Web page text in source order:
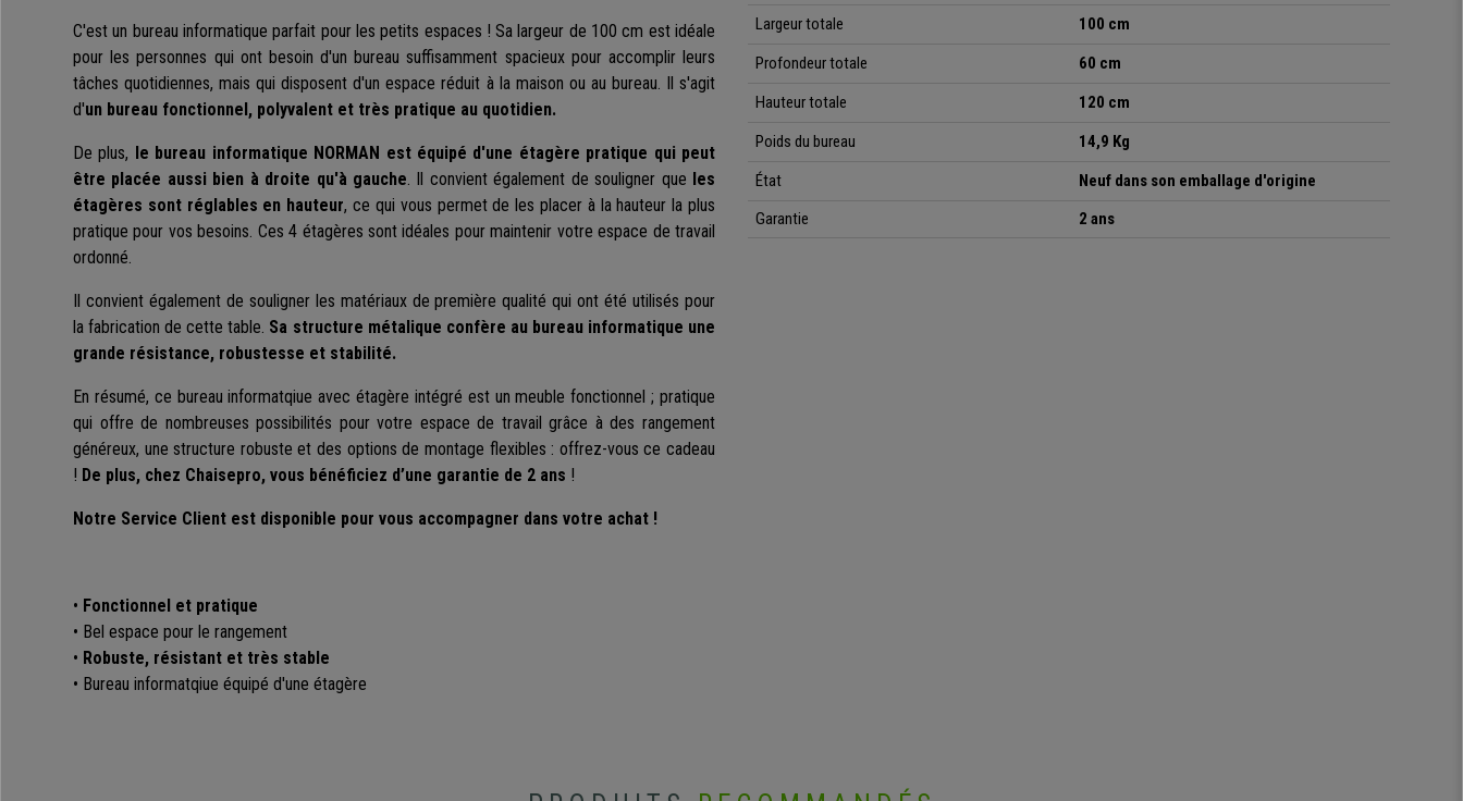
C'est un bureau informatique parfait pour les petits espaces ! Sa largeur de 100 cm est idéale
pour les personnes qui ont besoin d'un bureau suffisamment spacieux pour accomplir leurs
tâches quotidiennes, mais qui disposent d'un espace réduit à la maison ou au bureau. Il s'agit
d'un bureau fonctionnel, polyvalent et très pratique au quotidien.
De plus, le bureau informatique NORMAN est équipé d'une étagère pratique qui peut
être placée aussi bien à droite qu'à gauche. Il convient également de souligner que les
étagères sont réglables en hauteur, ce qui vous permet de les placer à la hauteur la plus
pratique pour vos besoins. Ces 4 étagères sont idéales pour maintenir votre espace de travail
ordonné.
Il convient également de souligner les matériaux de première qualité qui ont été utilisés pour
la fabrication de cette table. Sa structure métalique confère au bureau informatique une
grande résistance, robustesse et stabilité.
En résumé, ce bureau informatqiue avec étagère intégré est un meuble fonctionnel ; pratique
qui offre de nombreuses possibilités pour votre espace de travail grâce à des rangement
généreux, une structure robuste et des options de montage flexibles : offrez-vous ce cadeau
! De plus, chez Chaisepro, vous bénéficiez d’une garantie de 2 ans !
Notre Service Client est disponible pour vous accompagner dans votre achat !
• Fonctionnel et pratique
• Bel espace pour le rangement
• Robuste, résistant et très stable
• Bureau informatqiue équipé d'une étagère
Largeur totale
100 cm
Profondeur totale
60 cm
Hauteur totale
120 cm
Poids du bureau
14,9 Kg
État
Neuf dans son emballage d'origine
Garantie
2 ans